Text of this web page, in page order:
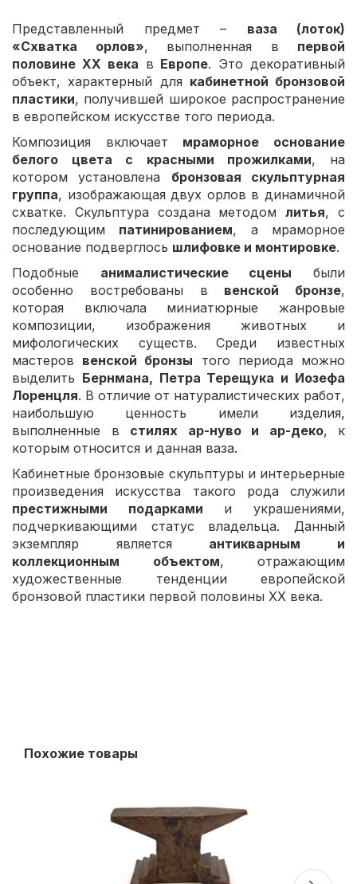
Представленный предмет – ваза (лоток)
«Схватка орлов», выполненная в первой
половине XX века в Европе. Это декоративный
объект, характерный для кабинетной бронзовой
пластики, получившей широкое распространение
в европейском искусстве того периода.
Композиция включает мраморное основание
белого цвета с красными прожилками, на
котором установлена бронзовая скульптурная
группа, изображающая двух орлов в динамичной
схватке. Скульптура создана методомлитья, с
последующим патинированием, а мраморное
основание подверглось шлифовке и монтировке.
Подобные анималистические сцены были
особенно востребованы в венской бронзе,
которая включала миниатюрные жанровые
композиции, изображения животных и
мифологических существ. Среди известных
мастеров венской бронзы того периода можно
выделить Бернмана, Петра Терещука и Иозефа
Лоренцля. В отличие от натуралистических работ,
наибольшую ценность имели изделия,
выполненные в стилях ар-нуво и ар-деко, к
которым относится и данная ваза.
Кабинетные бронзовые скульптуры и интерьерные
произведения искусства такого рода служили
престижными подарками и украшениями,
подчеркивающими статус владельца. Данный
экземпляр является антикварным и
коллекционным объектом, отражающим
художественные тенденции европейской
бронзовой пластики первой половины XX века.
Похожие товары